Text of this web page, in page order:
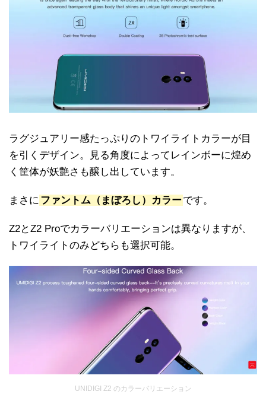
ラグジュアリー感たっぷりのトワイライトカラーが目
を引くデザイン。見る角度によってレインボーに煌め
く筐体が妖艶さも醸し出しています。
まさに ファントム（まぼろし）カラーです。
Z2とZ2 Proでカラーバリエーションは異なりますが、
トワイライトのみどちらも選択可能。
UNIDIGI Z2 のカラーバリエーション